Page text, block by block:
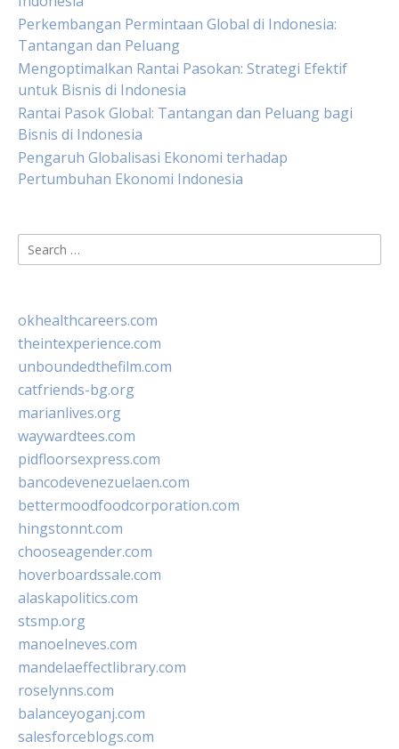
Perkembangan Permintaan Global di Indonesia:
Tantangan dan Peluang
Mengoptimalkan Rantai Pasokan: Strategi Efektif
untuk Bisnis di Indonesia
Rantai Pasok Global: Tantangan dan Peluang bagi
Bisnis di Indonesia
Pengaruh Globalisasi Ekonomi terhadap
Pertumbuhan Ekonomi Indonesia
Search
for:
okhealthcareers.com
theintexperience.com
unboundedthefilm.com
catfriends-bg.org
marianlives.org
waywardtees.com
pidfloorsexpress.com
bancodevenezuelaen.com
bettermoodfoodcorporation.com
hingstonnt.com
chooseagender.com
hoverboardssale.com
alaskapolitics.com
stsmp.org
manoelneves.com
mandelaeffectlibrary.com
roselynns.com
balanceyoganj.com
salesforceblogs.com